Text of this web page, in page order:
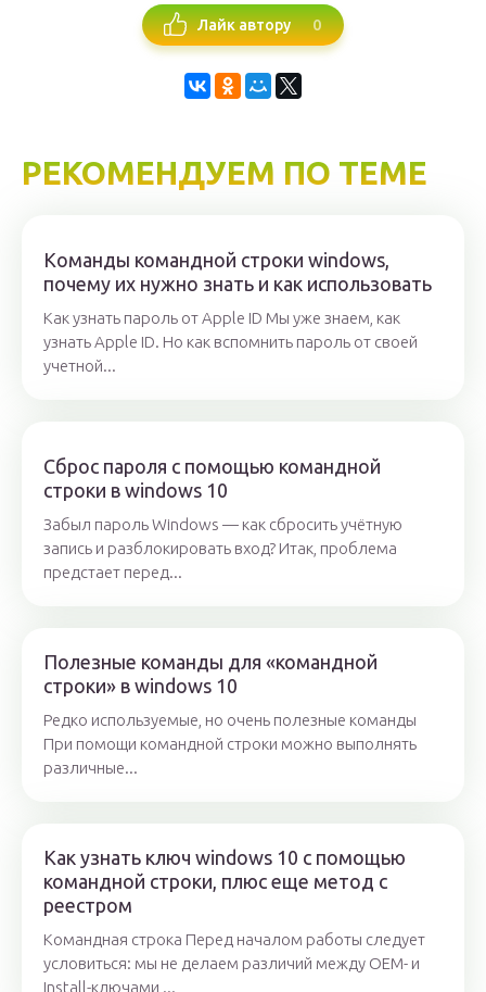
Лайк автору 0
РЕКОМЕНДУЕМ ПО ТЕМЕ
Команды командной строки windows,
почему их нужно знать и как использовать
Как узнать пароль от Apple ID Мы уже знаем, как
узнать Apple ID. Но как вспомнить пароль от своей
учетной...
Сброс пароля с помощью командной
строки в windows 10
Забыл пароль Windows — как сбросить учётную
запись и разблокировать вход? Итак, проблема
предстает перед...
Полезные команды для «командной
строки» в windows 10
Редко используемые, но очень полезные команды
При помощи командной строки можно выполнять
различные...
Как узнать ключ windows 10 с помощью
командной строки, плюс еще метод с
реестром
Командная строка Перед началом работы следует
условиться: мы не делаем различий между OEM- и
Install-ключами,...